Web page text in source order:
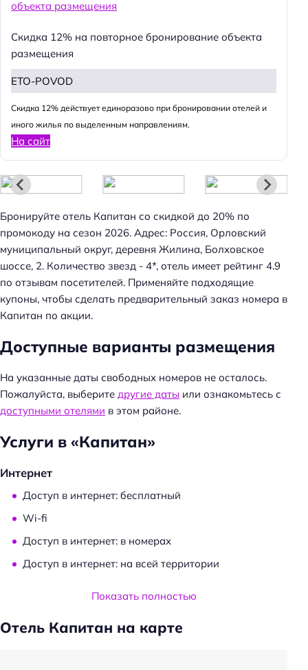
Скидка 12% на повторное бронирование объекта
размещения
ETO-POVOD
Cкидка 12% действует единоразово при бронировании отелей и
иного жилья по выделенным направлениям.
На сайт
Бронируйте отель Капитан со скидкой до 20% по
промокоду на сезон 2026. Адрес: Россия, Орловский
муниципальный округ, деревня Жилина, Болховское
шоссе, 2. Количество звезд - 4*, отель имеет рейтинг 4.9
по отзывам посетителей. Применяйте подходящие
купоны, чтобы сделать предварительный заказ номера в
Капитан по акции.
Доступные варианты размещения
На указанные даты свободных номеров не осталось.
Пожалуйста, выберите другие даты или ознакомьтесь с
доступными отелями в этом районе.
Услуги в «Капитан»
Интернет
Доступ в интернет: бесплатный
Wi-fi
Доступ в интернет: в номерах
Доступ в интернет: на всей территории
Услуги и удобстваПоказать полностью
Отель Капитан на карте
Н
а
й
т
: